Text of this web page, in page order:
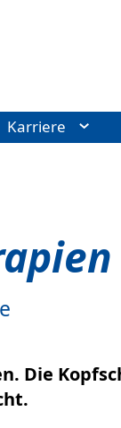
Karriere
Die